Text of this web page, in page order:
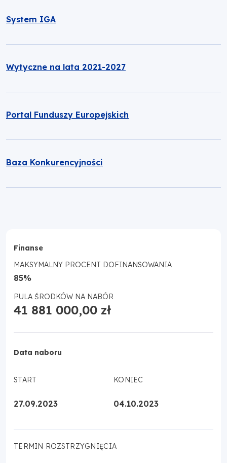
System IGA
Wytyczne na lata 2021-2027
Portal Funduszy Europejskich
Baza Konkurencyjności
Finanse
MAKSYMALNY PROCENT DOFINANSOWANIA
85%
PULA ŚRODKÓW NA NABÓR
41 881 000,00 zł
Data naboru
START
27.09.2023
KONIEC
04.10.2023
TERMIN ROZSTRZYGNIĘCIA